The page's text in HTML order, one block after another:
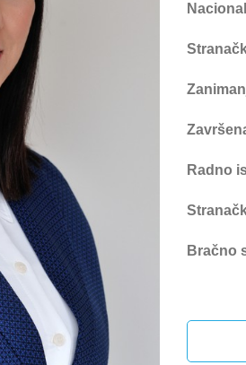
Radno
Bračno